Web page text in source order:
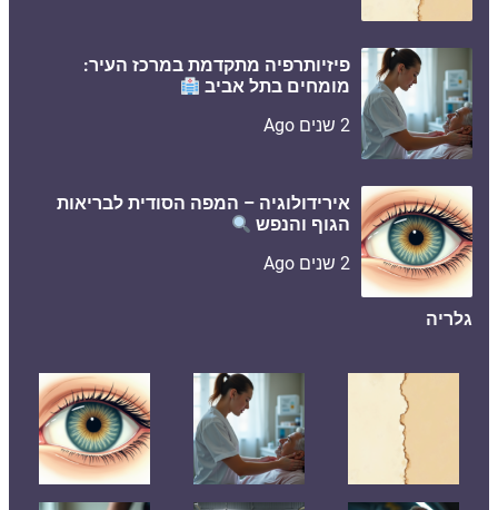
פיזיותרפיה מתקדמת במרכז העיר:
מומחים בתל אביב
2 שנים Ago
אירידולוגיה – המפה הסודית לבריאות
הגוף והנפש
2 שנים Ago
גלריה